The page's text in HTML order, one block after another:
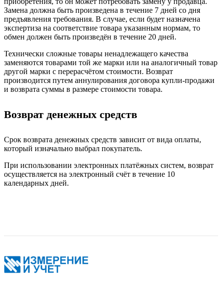
Замена должна быть произведена в течение 7 дней со дня
предъявления требования. В случае, если будет назначена
экспертиза на соответствие товара указанным нормам, то
обмен должен быть произведён в течение 20 дней.
Технически сложные товары ненадлежащего качества
заменяются товарами той же марки или на аналогичный товар
другой марки с перерасчётом стоимости. Возврат
производится путем аннулирования договора купли-продажи
и возврата суммы в размере стоимости товара.
Возврат денежных средств
Срок возврата денежных средств зависит от вида оплаты,
который изначально выбрал покупатель.
При использовании электронных платёжных систем, возврат
осуществляется на электронный счёт в течение 10
календарных дней.